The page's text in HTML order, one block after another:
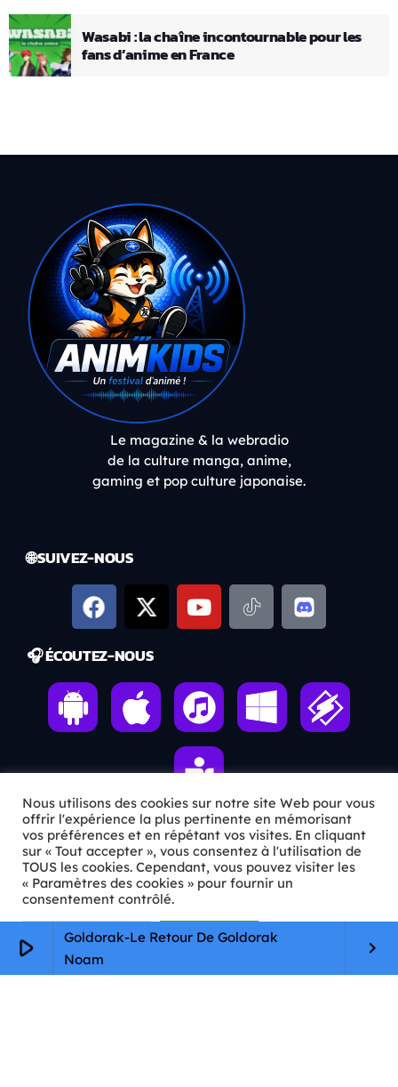
play_arrow
Goldorak-Le Retour De Goldorak
Noam
keyboard_arrow_right
Wasabi : la chaîne incontournable pour les
fans d’anime en France
Le magazine & la webradio
de la culture manga, anime,
gaming et pop culture japonaise.
🌐 SUIVEZ-NOUS
🎧 ÉCOUTEZ-NOUS
ℹ️ INFOS PRATIQUES
✉️Contact
🦊Qui sommes-nous ?
📄
Mentions légales
Nous utilisons des cookies sur notre site Web pour vous
offrir l'expérience la plus pertinente en mémorisant
vos préférences et en répétant vos visites. En cliquant
sur « Tout accepter », vous consentez à l'utilisation de
TOUS les cookies. Cependant, vous pouvez visiter les
« Paramètres des cookies » pour fournir un
consentement contrôlé.
Paramètres Cookie Tout accepter